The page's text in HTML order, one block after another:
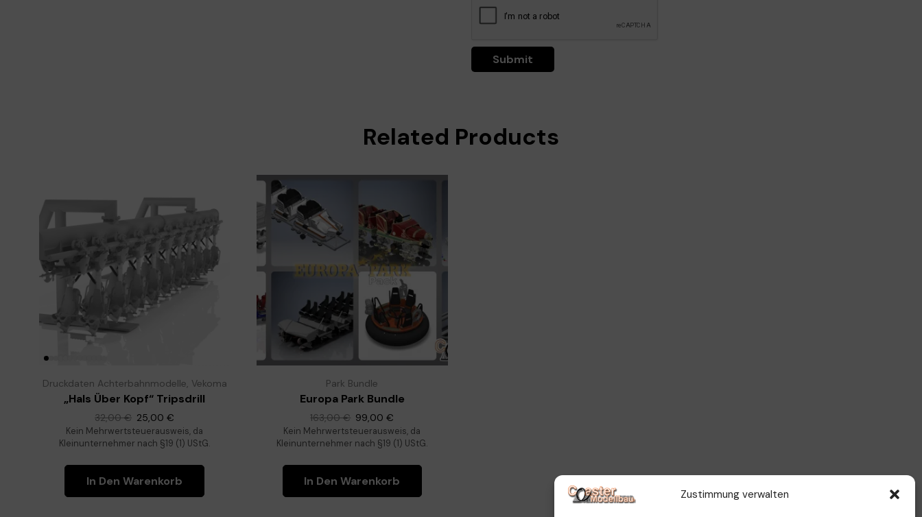
Zustimmung verwalten
Related Products
Druckdaten Achterbahnmodelle, Vekoma
„Hals Über Kopf“ Tripsdrill
32,00€ 25,00€
Kein Mehrwertsteuerausweis, da
Kleinunternehmer nach §19 (1) UStG.
In Den Warenkorb
Park Bundle
Europa Park Bundle
163,00€ 99,00€
Kein Mehrwertsteuerausweis, da
Kleinunternehmer nach §19 (1) UStG.
In Den Warenkorb